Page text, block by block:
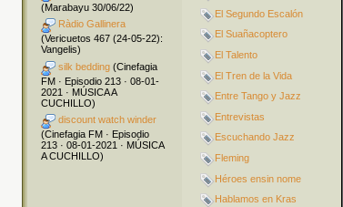
El Segundo Escalón
El Suañacoptero
El Talento
El Tren de la Vida
Entre Tango y Jazz
Entrevistas
Escuchando Jazz
Fleming
Héroes ensin nome
Hablamos en Kras
(Marabayu 30/06/22)
Ràdio Gallinera
(Vericuetos 467 (24-05-22):
Vangelis)
silk bedding (Cinefagia
FM · Episodio 213 · 08-01-
2021 · MÚSICA A
CUCHILLO)
discount watch winder
(Cinefagia FM · Episodio
213 · 08-01-2021 · MÚSICA
A CUCHILLO)